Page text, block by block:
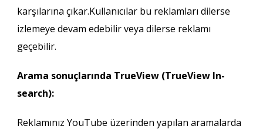
karşılarına çıkar.Kullanıcılar bu reklamları dilerse
izlemeye devam edebilir veya dilerse reklamı
geçebilir.
Arama sonuçlarında TrueView (TrueView In-
search):
Reklamınız YouTube üzerinden yapılan aramalarda